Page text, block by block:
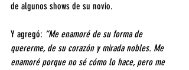
de algunos shows de su novio.
Y agregó: “Me enamoré de su forma de
quererme, de su corazón y mirada nobles. Me
enamoré porque no sé cómo lo hace, pero me